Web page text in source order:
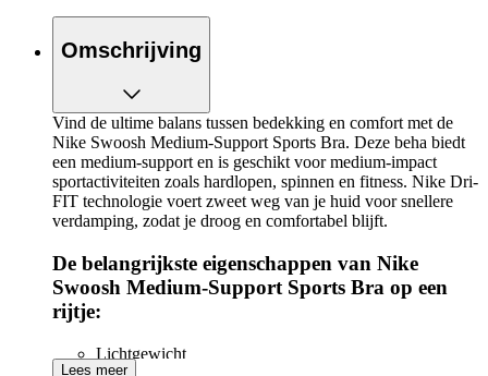
Omschrijving
Vind de ultime balans tussen bedekking en comfort met de
Nike Swoosh Medium-Support Sports Bra. Deze beha biedt
een medium-support en is geschikt voor medium-impact
sportactiviteiten zoals hardlopen, spinnen en fitness. Nike Dri-
FIT technologie voert zweet weg van je huid voor snellere
verdamping, zodat je droog en comfortabel blijft.
De belangrijkste eigenschappen van Nike
Swoosh Medium-Support Sports Bra op een
rijtje:
Lichtgewicht
Lees meer